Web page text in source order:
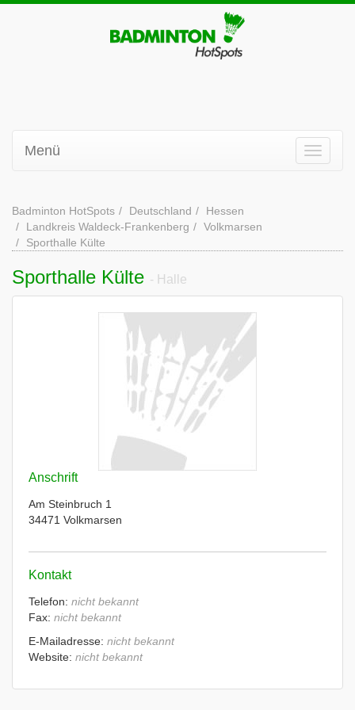
Menü
Badminton HotSpots Deutschland
Hessen
Landkreis Waldeck-Frankenberg
Volkmarsen
Sporthalle Külte
Sporthalle Külte - Halle
Anschrift
Am Steinbruch 1
34471 Volkmarsen
Kontakt
Telefon: nicht bekannt
Fax: nicht bekannt
E-Mailadresse: nicht bekannt
Website: nicht bekannt